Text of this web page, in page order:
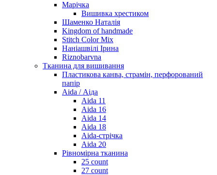
Марічка
Вишивка хрестиком
Шаменко Наталія
Kingdom of handmade
Stitch Color Mix
Наніашвілі Ірина
Riznobarvna
Тканина для вишивання
Пластикова канва, страмін, перфорований
папір
Aida / Аіда
Aida 11
Aida 16
Aida 14
Aida 18
Aida-стрічка
Aida 20
Рівномірна тканина
25 count
27 count